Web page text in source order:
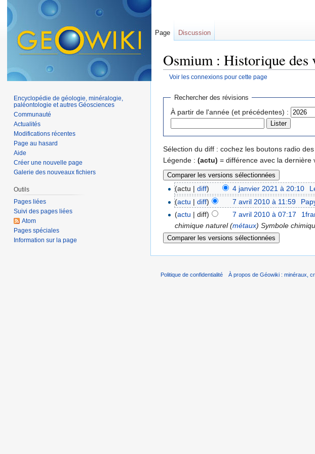
Osmium : Historique des
Voir les connexions pour cette page
Rechercher des révisions
À partir de l'année (et précédentes) :
Sélection du diff : cochez les boutons radio
Légende : (actu) = différence avec la dernière
(actu |diff) 4 janvier 2021 à 20:10
(actu |diff) 7 avril 2010 à 11:59
(actu | diff) 7 avril 2010 à 07:17
chimique naturel (métaux) Symbole
Page Discussion
Encyclopédie de géologie, minéralogie,
paléontologie et autres Géosciences
Communauté
Actualités
Modifications récentes
Page au hasard
Aide
Créer une nouvelle page
Galerie des nouveaux fichiers
Outils
Pages liées
Suivi des pages liées
Atom
Pages spéciales
Information sur la page
Politique de confidentialité À propos de Géowiki : minéraux,